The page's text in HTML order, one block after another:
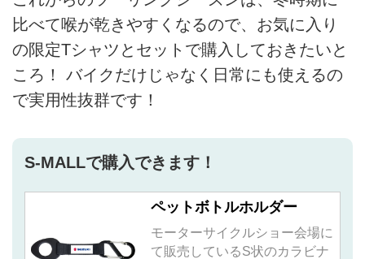
比べて喉が乾きやすくなるので、お気に入り
の限定Tシャツとセットで購入しておきたいと
ころ！ バイクだけじゃなく日常にも使えるの
で実用性抜群です！
S-MALLで購入できます！
ペットボトルホルダー
モーターサイクルショー会場に
て販売しているS状のカラビナ